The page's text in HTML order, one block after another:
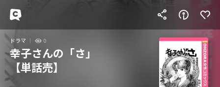
ドラマ 0
幸子さんの「さ」
【単話売】